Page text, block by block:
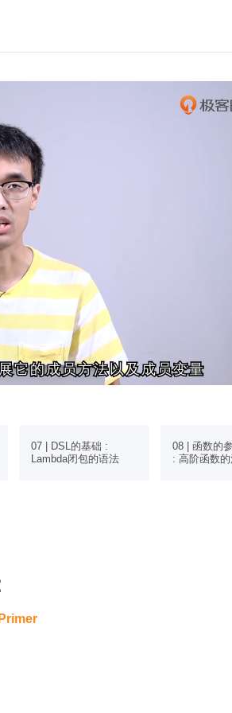
它的成员方法以及成员变量
它的成员方法以及成员变量
07 | DSL的基础 :
Lambda闭包的语法
08 | 函数的
: 高阶函数